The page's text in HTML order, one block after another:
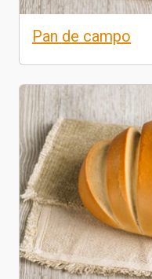
Pan de campo